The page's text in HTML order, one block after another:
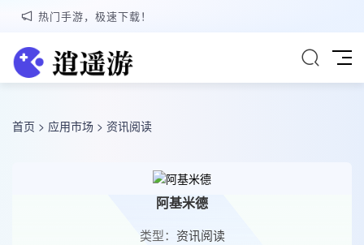
热门手游，极速下载！
首页 > 应用市场 > 资讯阅读
阿基米德
类型： 资讯阅读